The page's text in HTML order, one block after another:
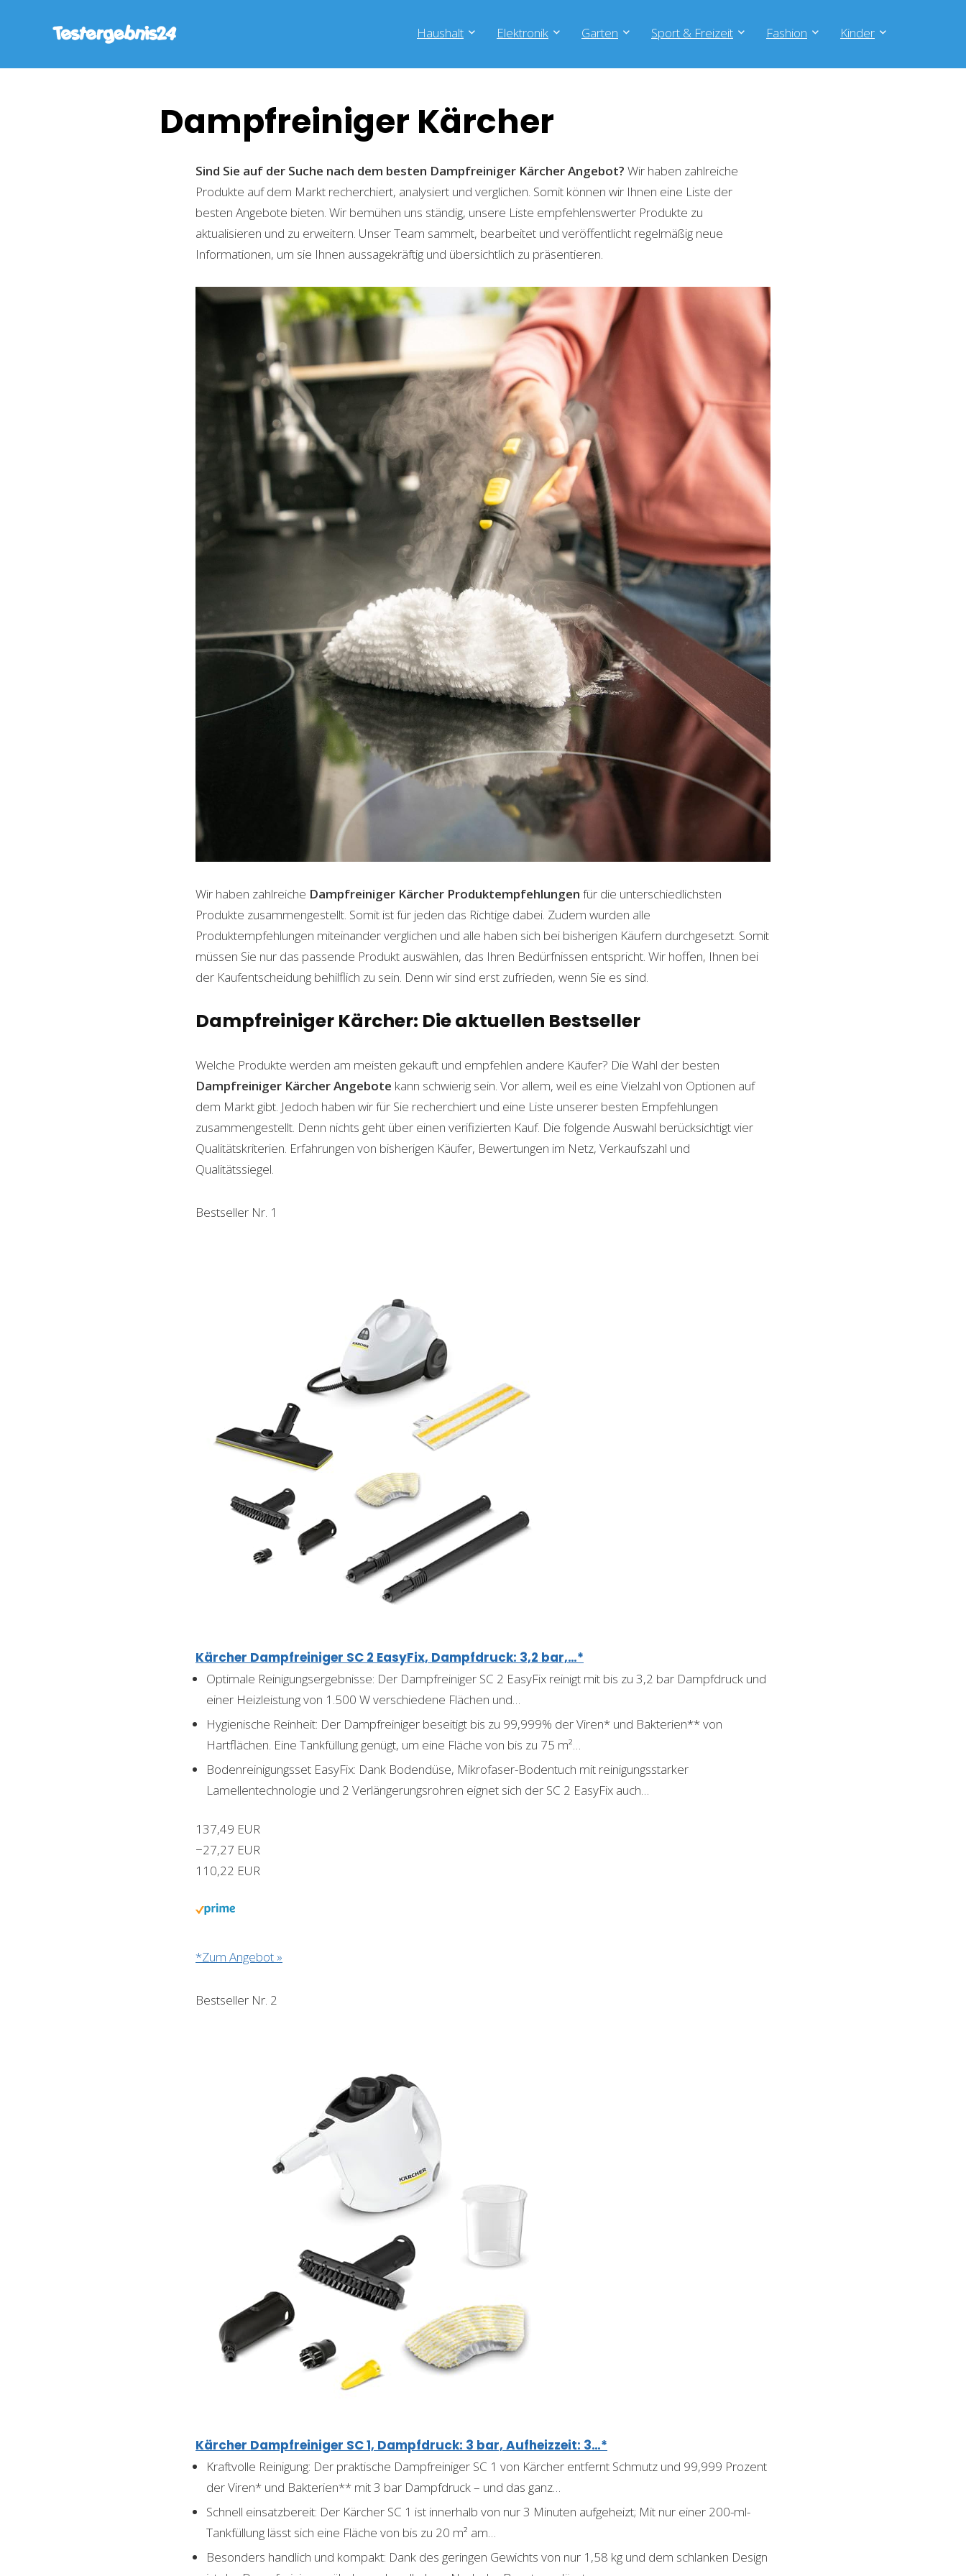
Haushalt Elektronik Garten Sport & Freizeit Fashion Kinder
Dampfreiniger Kärcher
Sind Sie auf der Suche nach dem besten Dampfreiniger KärcherAngebot? Wir haben zahlreiche
Produkte auf dem Markt recherchiert, analysiert und verglichen. Somit können wir Ihnen eine Liste der
besten Angebote bieten. Wir bemühen uns ständig, unsere Liste empfehlenswerter Produkte zu
aktualisieren und zu erweitern. Unser Team sammelt, bearbeitet und veröffentlicht regelmäßig neue
Informationen, um sie Ihnen aussagekräftig und übersichtlich zu präsentieren.
Wir haben zahlreiche Dampfreiniger Kärcher Produktempfehlungen für die unterschiedlichsten
Produkte zusammengestellt. Somit ist für jeden das Richtige dabei. Zudem wurden alle
Produktempfehlungen miteinander verglichen und alle haben sich bei bisherigen Käufern durchgesetzt. Somit
müssen Sie nur das passende Produkt auswählen, das Ihren Bedürfnissen entspricht. Wir hoffen, Ihnen bei
der Kaufentscheidung behilflich zu sein. Denn wir sind erst zufrieden, wenn Sie es sind.
Dampfreiniger Kärcher: Die aktuellen Bestseller
Welche Produkte werden am meisten gekauft und empfehlen andere Käufer? Die Wahl der besten
Dampfreiniger KärcherAngebote kann schwierig sein. Vor allem, weil es eine Vielzahl von Optionen auf
dem Markt gibt. Jedoch haben wir für Sie recherchiert und eine Liste unserer besten Empfehlungen
zusammengestellt. Denn nichts geht über einen verifizierten Kauf. Die folgende Auswahl berücksichtigt vier
Qualitätskriterien. Erfahrungen von bisherigen Käufer, Bewertungen im Netz, Verkaufszahl und
Qualitätssiegel.
Bestseller Nr. 1
Kärcher Dampfreiniger SC 2 EasyFix, Dampfdruck: 3,2 bar,…*
Optimale Reinigungsergebnisse: Der Dampfreiniger SC 2 EasyFix reinigt mit bis zu 3,2 bar Dampfdruck und
einer Heizleistung von 1.500 W verschiedene Flächen und…
Hygienische Reinheit: Der Dampfreiniger beseitigt bis zu 99,999% der Viren* und Bakterien** von
Hartflächen. Eine Tankfüllung genügt, um eine Fläche von bis zu 75 m²…
Bodenreinigungsset EasyFix: Dank Bodendüse, Mikrofaser-Bodentuch mit reinigungsstarker
Lamellentechnologie und 2 Verlängerungsrohren eignet sich der SC 2 EasyFix auch…
137,49 EUR
−27,27 EUR
110,22 EUR
*Zum Angebot »
Bestseller Nr. 2
Kärcher Dampfreiniger SC 1, Dampfdruck: 3 bar, Aufheizzeit: 3…*
Kraftvolle Reinigung: Der praktische Dampfreiniger SC 1 von Kärcher entfernt Schmutz und 99,999 Prozent
der Viren* und Bakterien** mit 3 bar Dampfdruck – und das ganz…
Schnell einsatzbereit: Der Kärcher SC 1 ist innerhalb von nur 3 Minuten aufgeheizt; Mit nur einer 200-ml-
Tankfüllung lässt sich eine Fläche von bis zu 20 m² am…
Besonders handlich und kompakt: Dank des geringen Gewichts von nur 1,58 kg und dem schlanken Design